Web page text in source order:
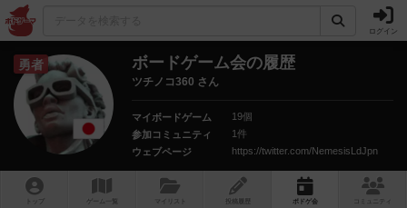
ログイン
勇者 ボードゲーム会の履歴
ツチノコ360 さん
マイボードゲーム
19個
参加コミュニティ
1件
ウェブページ
https://twitter.com/NemesisLdJpn
トップ ゲーム一覧 マイリスト 投稿履歴 ボ ドゲ会 コミュニティ